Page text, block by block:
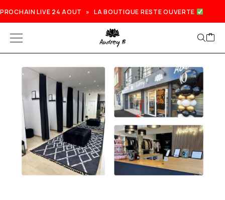
PROCHAIN LIVE 24 AOUT » LA BOUTIQUE RESTE OUVERTE